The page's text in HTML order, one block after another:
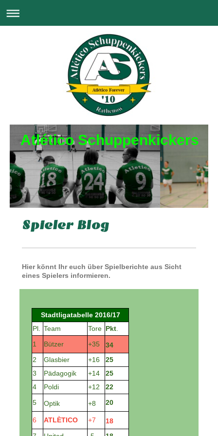
Atlético Schuppenkickers
Spieler Blog
Hier könnt Ihr euch über Spielberichte aus Sicht
eines Spielers informieren.
Stadtligatabelle 2016/17
Pl.
Team Tore Pkt
1
Bützer +35
34
2
Glasbier +16
25
3
Pädagogik +14
25
4
Poldi +12
22
5
Optik +8 20
6 ATLÈTICO +7
18